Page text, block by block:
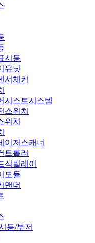
시등
유닛
서체커
시스트시스템
스위치
위치
이저스캐너
트롤러
식릴레이
모듈
맨더
등/부저